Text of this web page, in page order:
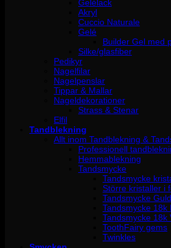
Gelélack
Akryl
Cuccio Naturale
Gelé
Builder Gel med
Silke/glasfiber
Pedikyr
Nagelfilar
Nagelpenslar
Tippar & Mallar
Nageldekorationer
Strass & Stenar
Elfil
Tandblekning
Allt inom Tandblekning &
Professionell
Hemmablekning
Tandsmycke
Tandsmycke
Större kristaller i
Tandsmycke
Tandsmycke 18k
Tandsmycke 18k
ToothFairy gems
Twinkles